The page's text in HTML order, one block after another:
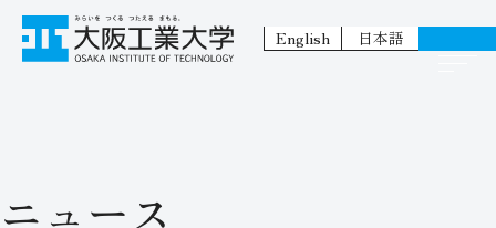
English 日本語
ニュース